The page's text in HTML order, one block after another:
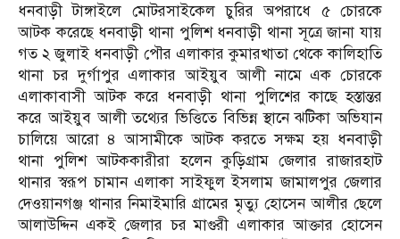
ধনবাড়ী টাঙ্গাইলে মোটরসাইকেল চুরির অপরাধে ৫ চোরকে
আটক করেছে ধনবাড়ী থানা পুলিশ ধনবাড়ী থানা সূত্রে জানা যায়
গত ২ জুলাই ধনবাড়ী পৌর এলাকার কুমারখাতা থেকে কালিহাতি
থানা চর দুর্গাপুর এলাকার আইয়ুব আলী নামে এক চোরকে
এলাকাবাসী আটক করে ধনবাড়ী থানা পুলিশের কাছে হস্তান্তর
করে আইয়ুব আলী তথ্যের ভিত্তিতে বিভিন্ন স্থানে ঝটিকা অভিযান
চালিয়ে আরো ৪ আসামীকে আটক করতে সক্ষম হয় ধনবাড়ী
থানা পুলিশ আটককারীরা হলেন কুড়িগ্রাম জেলার রাজারহাট
থানার স্বরূপ চামান এলাকা সাইফুল ইসলাম জামালপুর জেলার
দেওয়ানগঞ্জ থানার নিমাইমারি গ্রামের মৃত্যু হোসেন আলীর ছেলে
আলাউদ্দিন একই জেলার চর মাগুরী এলাকার আক্তার হোসেন